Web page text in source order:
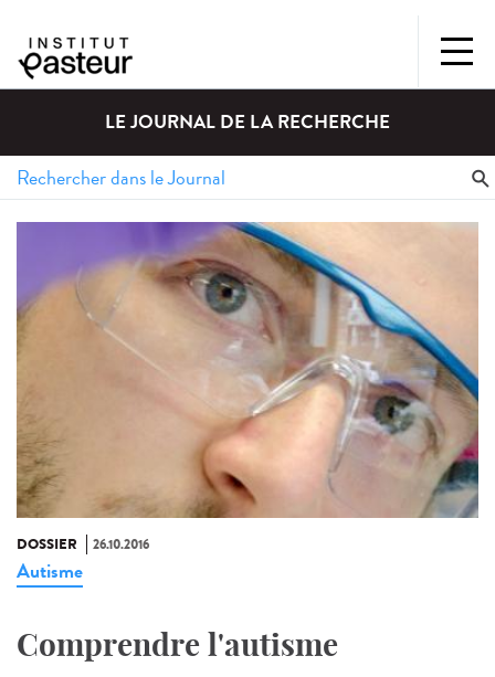
LE JOURNAL DE LA RECHERCHE
DOSSIER 26.10.2016
Autisme
Comprendre l'autisme